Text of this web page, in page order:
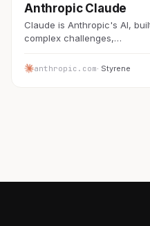
Anthropic Claude
Claude is Anthropic's AI,
complex challenges,…
anthropic.com· Styrene